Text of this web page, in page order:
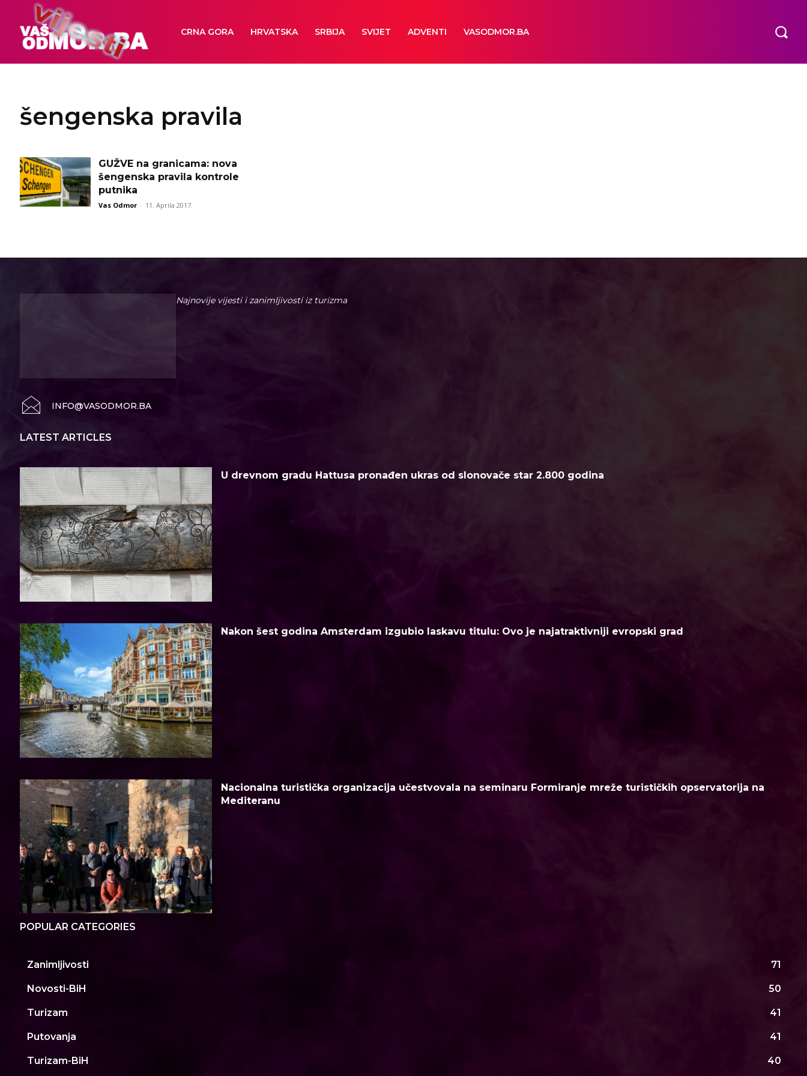
CRNA GORA HRVATSKA SRBIJA SVIJET ADVENTI VASODMOR.BA
šengenska pravila
GUŽVE na granicama: nova
šengenska pravila kontrole
putnika
Vas Odmor - 11. Aprila 2017.
Najnovije vijesti i zanimljivosti iz turizma
INFO@VASODMOR.BA
LATEST ARTICLES
U drevnom gradu Hattusa pronađen ukras od slonovače star 2.800 godina
Nakon šest godina Amsterdam izgubio laskavu titulu: Ovo je najatraktivniji evropski grad
Nacionalna turistička organizacija učestvovala na seminaru Formiranje mreže turističkih opservatorija na
Mediteranu
POPULAR CATEGORIES
Zanimljivosti 71
Novosti-BiH 50
Turizam 41
Putovanja 41
Turizam-BiH 40